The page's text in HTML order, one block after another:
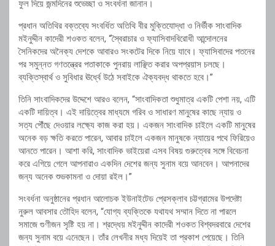
ফুল দিয়ে জন্মদিনের শুভেচ্ছা ও সংবর্ধনা জানান।
প্রধান অতিথির বক্তব্যে সংবর্ধিত অতিথি বীর মুক্তিযোদ্ধা ও নির্ভীক সাংবাদিক
মইনুদ্দীন কাদেরী শওকত বলেন, “স্বৈরাচার ও ফ্যাসিবাদবিরোধী আন্দোলনের
সৈনিকদের অনৈক্য দেশকে আবারও সংকটের দিকে নিয়ে যাবে। ফ্যাসিবাদের পতনের
পর সমুন্নত গণতন্ত্রের পতাকাকে পুনরায় লাঞ্ছিত করার অপপ্রয়াস চলছে।
ব্যক্তিস্বার্থ ও সুবিধার ঊর্ধ্বে উঠে সবাইকে ঐক্যবদ্ধ থাকতে হবে।”
তিনি সাংবাদিকদের উদ্দেশে আরও বলেন, “সাংবাদিকতা শুধুমাত্র একটি পেশা নয়, এটি
একটি দায়িত্ব। এই দায়িত্বের মাধ্যমে গরিব ও সাধারণ মানুষের কাছে ন্যায় ও
সত্য পৌঁছে দেওয়ার লক্ষ্যে কাজ করা হয়। একজন সাংবাদিক চাইলে একটি মানুষের
অনেক বড় ক্ষতি করতে পারেন, আবার চাইলে একজন মানুষকে ন্যায়ের পথে ফিরিয়েও
আনতে পারেন। আশা করি, সাংবাদিক ভাইয়েরা এসব বিষয় গুরুত্বের সঙ্গে বিবেচনা
করে এগিয়ে গেলে আপনারাও একদিন দেশের জন্য সুনাম বয়ে আনবেন। আপনাদের
জন্য অনেক শুভকামনা ও দোয়া রইল।”
সংবর্ধনা অনুষ্ঠানের প্রধান আলোচক ইউনাইটেড প্রেসক্লাব চট্টগ্রামের উপদেষ্টা
নুরুল আবসার তৌহিদ বলেন, “যোগ্য ব্যক্তিকে যথাযথ সম্মান দিতে না পারলে
সমাজে গুণীজন সৃষ্টি হয় না। শ্রদ্ধেয় মইনুদ্দীন কাদেরী শওকত বিশ্বদরবারে দেশের
জন্য সুনাম বয়ে এনেছেন। তাঁর লেখনীর মধ্য দিয়েই তা প্রকাশ পেয়েছে। তিনি